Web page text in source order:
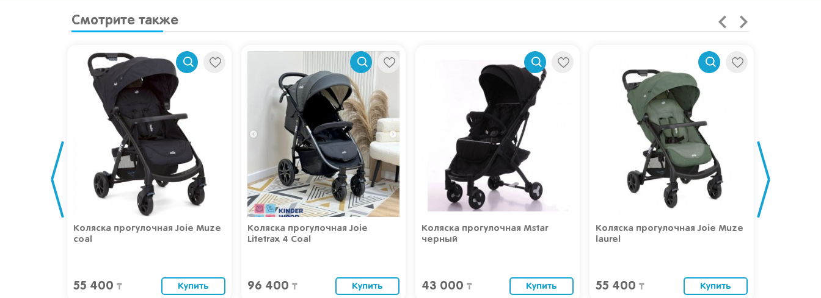
Смотрите также
Коляска прогулочная Joie Muze
coal
55 400 ₸ Купить
Коляска прогулочная Joie
Litetrax 4 Coal
96 400 ₸ Купить
Коляска прогулочная Mstar
черный
43 000 ₸ Купить
Коляска прогулочная Joie Muze
laurel
55 400 ₸ Купить